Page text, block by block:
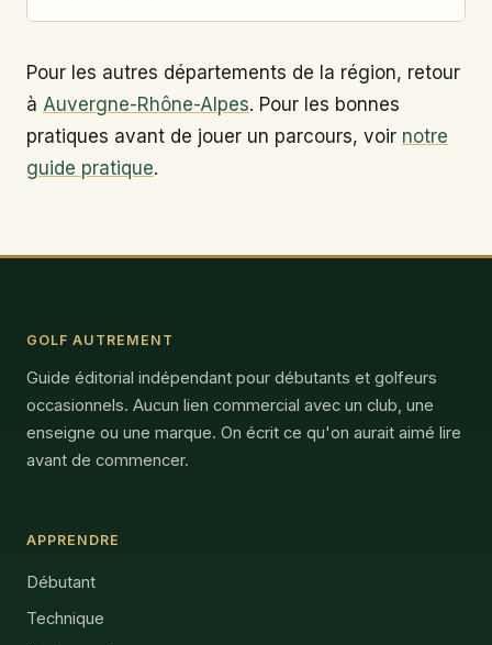
Pour les autres départements de la région, retour
à Auvergne-Rhône-Alpes. Pour les bonnes
pratiques avant de jouer un parcours, voir notre
guide pratique.
GOLF AUTREMENT
Guide éditorial indépendant pour débutants et golfeurs
occasionnels. Aucun lien commercial avec un club, une
enseigne ou une marque. On écrit ce qu'on aurait aimé lire
avant de commencer.
APPRENDRE
Débutant
Technique